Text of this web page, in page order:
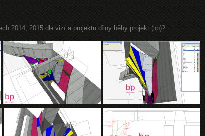
2014, 2015 dle vizí a projektu dílny běhy projekt (bp)?